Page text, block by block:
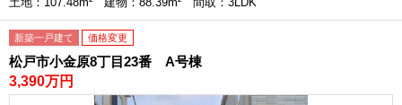
新築一戸建て 価格変更
松戸市小金原8丁目23番 A号棟
3,390万円